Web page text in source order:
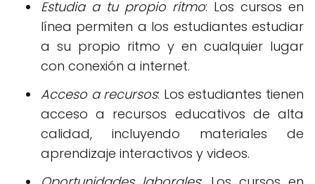
Estudia a tu propio ritmo: Los cursos en
línea permiten a los estudiantes estudiar
a su propio ritmo y en cualquier lugar
con conexión a internet.
Acceso a recursos: Los estudiantes tienen
acceso a recursos educativos de alta
calidad, incluyendo materiales de
aprendizaje interactivos y videos.